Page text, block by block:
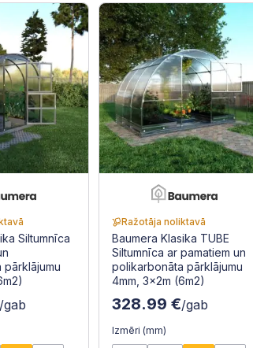
Siltumnīca
/gab
Ražotāja noliktavā
Baumera Klasika TUBE
Siltumnīca ar pamatiem un
polikarbonāta pārklājumu
4mm, 3x2m (6m2)
328.99 €/gab
Izmēri (mm)